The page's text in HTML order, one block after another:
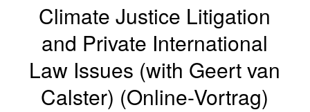
Climate Justice Litigation
and Private International
Law Issues (with Geert van
Calster) (Online-Vortrag)